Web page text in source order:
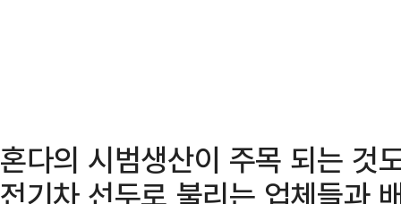
혼다의 시범생산이 주목 되는 것
전기차 선두로 불리는 업체들과